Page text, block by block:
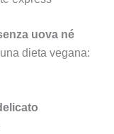
uova né
dieta vegana: